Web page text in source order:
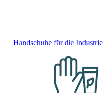
Handschuhe für die Industrie